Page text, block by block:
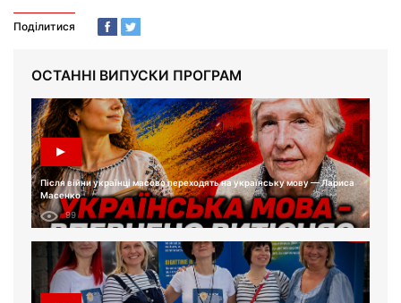
Поділитися
ОСТАННІ ВИПУСКИ ПРОГРАМ
Після війни українці масово переходять на українську мову — Лариса
Масенко
99